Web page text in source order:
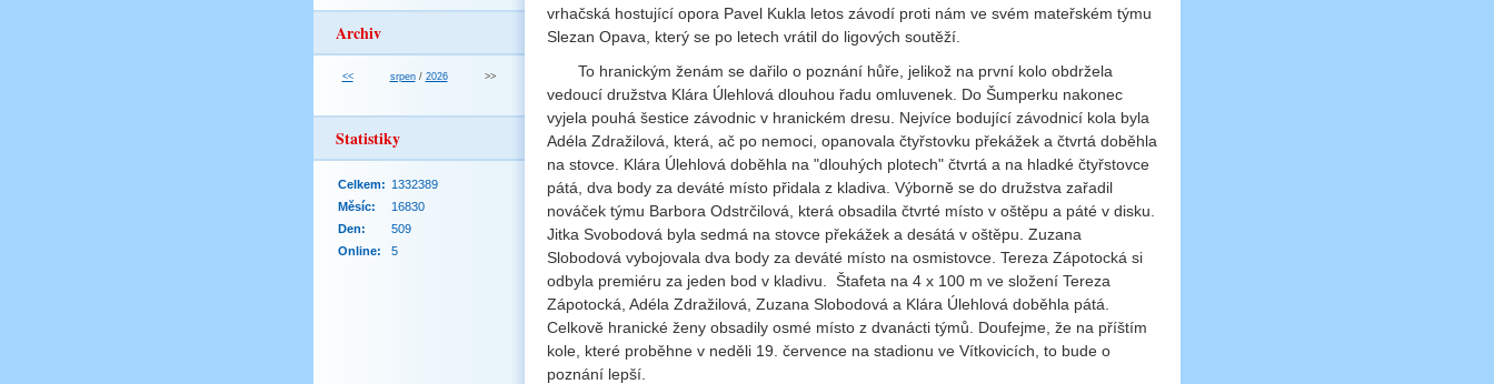
vrhačská hostující opora Pavel Kukla letos závodí proti nám ve svém mateřském týmu
Slezan Opava, který se po letech vrátil do ligových soutěží.
To hranickým ženám se dařilo o poznání hůře, jelikož na první kolo obdržela
vedoucí družstva Klára Úlehlová dlouhou řadu omluvenek. Do Šumperku nakonec
vyjela pouhá šestice závodnic v hranickém dresu. Nejvíce bodující závodnicí kola byla
Adéla Zdražilová, která, ač po nemoci, opanovala čtyřstovku překážek a čtvrtá doběhla
na stovce. Klára Úlehlová doběhla na "dlouhých plotech" čtvrtá a na hladké čtyřstovce
pátá, dva body za deváté místo přidala z kladiva. Výborně se do družstva zařadil
nováček týmu Barbora Odstrčilová, která obsadila čtvrté místo v oštěpu a páté v disku.
Jitka Svobodová byla sedmá na stovce překážek a desátá v oštěpu. Zuzana
Slobodová vybojovala dva body za deváté místo na osmistovce. Tereza Zápotocká si
odbyla premiéru za jeden bod v kladivu. Štafeta na 4 x 100 m ve složení Tereza
Zápotocká, Adéla Zdražilová, Zuzana Slobodová a Klára Úlehlová doběhla pátá.
Celkově hranické ženy obsadily osmé místo z dvanácti týmů. Doufejme, že na příštím
kole, které proběhne v neděli 19. července na stadionu ve Vítkovicích, to bude o
poznání lepší.
Archiv
<< srpen/ 2026 >>
Statistiky
Online: 5
Celkem: 1332389
Měsíc:
16830
Den:
509